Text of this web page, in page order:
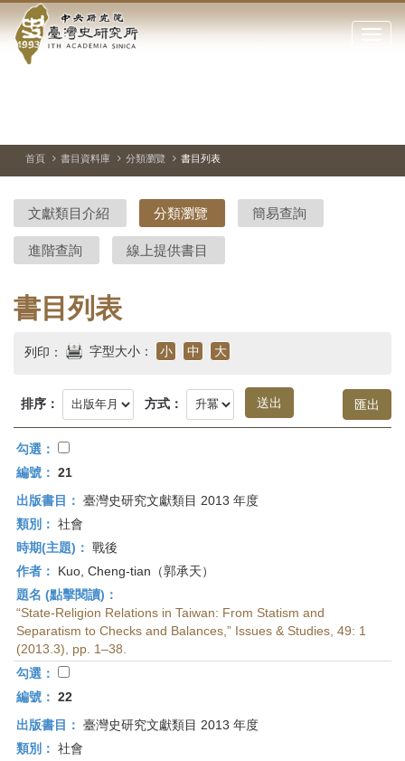
到中
央
院-
臺
灣
史
研
究
首
頁
點
閉
站
停、
圖
圖
結
首頁 書目資料庫 分類瀏覽 書目列表
文獻類目介紹 分類瀏覽 簡易查詢
進階查詢 線上提供書目
書目列表
列印： 字型大小： 小 中 大
排序： 方式：
勾選：
編號： 21
出版書目： 臺灣史研究文獻類目 2013 年度
類別： 社會
時期(主題)： 戰後
作者：
Kuo, Cheng-tian（郭承天）
題名 (點擊閱讀)：
“State-Religion Relations in Taiwan: From Statism and
Separatism to Checks and Balances,” Issues & Studies, 49: 1
(2013.3), pp. 1–38.
勾選：
編號： 22
出版書目： 臺灣史研究文獻類目 2013 年度
類別： 社會